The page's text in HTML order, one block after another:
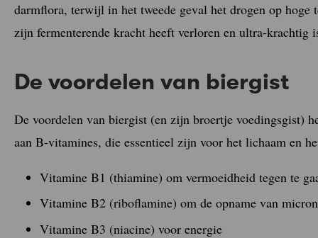
darmflora, terwijl in het tweede geval het drogen op hoge
zijn fermenterende kracht heeft verloren en ultra-krachtig
De voordelen van biergist
De voordelen van biergist (en zijn broertje voedingsgist)
aan B-vitamines, die essentieel zijn voor het lichaam en
Vitamine B1 (thiamine) om vermoeidheid tegen te
Vitamine B2 (riboflamine) om de opname van
Vitamine B3 (niacine) voor energie